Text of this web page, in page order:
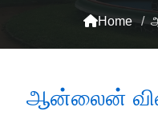
Home /
ஆன்லைன்